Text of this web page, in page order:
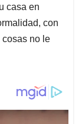
casa en
con
cosas no le